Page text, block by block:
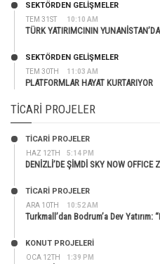
TEM 31ST 10:10 AM
SEKTÖRDEN GELIŞMELER
TÜRK YATIRIMCININ
TEM 30TH 11:03 AM
SEKTÖRDEN GELIŞMELER
PLATFORMLAR HAYAT KURTARIYOR
TICARI PROJELER
HAZ 12TH 5:14 PM
TİCARİ PROJELER
DENİZLİ’DE ŞİMDİ SKY NOW OFFICE
ARA 10TH 10:52 AM
TİCARİ PROJELER
Turkmall’dan Bodrum’a Dev Yatırım:
OCA 12TH 1:39 PM
KONUT PROJELERI